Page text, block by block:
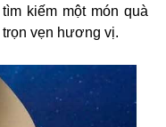
kiếm một món quà
vẹn hương vị.